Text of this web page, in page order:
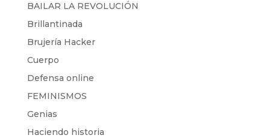
BAILAR LA REVOLUCIÓN
Brillantinada
Brujería Hacker
Cuerpo
Defensa online
FEMINISMOS
Genias
Haciendo historia